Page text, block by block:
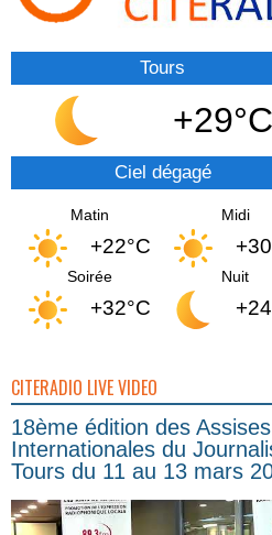
Tours
+29°C
Ciel dégagé
Matin
+22°C
Midi
Soirée
+32°C
Nuit
CITERADIO LIVE VIDEO
18ème édition des Assises
Internationales du
Tours du 11 au 13 mars